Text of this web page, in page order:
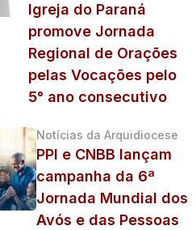
Igreja do Paraná
promove Jornada
Regional de Orações
pelas Vocações pelo
5° ano consecutivo
Notícias da Arquidiocese
PPI e CNBB lançam
campanha da 6ª
Jornada Mundial dos
Avós e das Pessoas